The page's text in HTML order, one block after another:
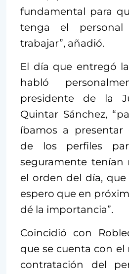
fundamental para
tenga el personal
trabajar”, añadió.
El día que entregó
habló
presidente de la
Quintar Sánchez,
íbamos a presentar
de los perfiles
seguramente tenían
el orden del día,
espero que en
dé la importancia”.
Coincidió con
que se cuenta con el
contratación del